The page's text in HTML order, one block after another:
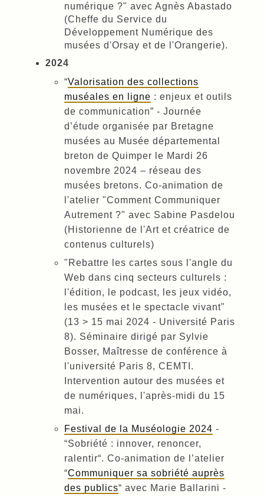
numérique ?" avec Agnès Abastado
(Cheffe du Service du
Développement Numérique des
musées d'Orsay et de l'Orangerie).
2024
“Valorisation des collections
muséales en ligne : enjeux et outils
de communication” - Journée
d’étude organisée par Bretagne
musées au Musée départemental
breton de Quimper le Mardi 26
novembre 2024 – réseau des
musées bretons. Co-animation de
l'atelier "Comment Communiquer
Autrement ?" avec Sabine Pasdelou
(Historienne de l'Art et créatrice de
contenus culturels)
"Rebattre les cartes sous l'angle du
Web dans cinq secteurs culturels :
l'édition, le podcast, les jeux vidéo,
les musées et le spectacle vivant"
(13 > 15 mai 2024 - Université Paris
8). Séminaire dirigé par Sylvie
Bosser, Maîtresse de conférence à
l'université Paris 8, CEMTI.
Intervention autour des musées et
de numériques, l'après-midi du 15
mai.
Festival de la Muséologie 2024 -
“Sobriété : innover, renoncer,
ralentir“. Co-animation de l’atelier
“Communiquer sa sobriété auprès
des publics“ avec Marie Ballarini -